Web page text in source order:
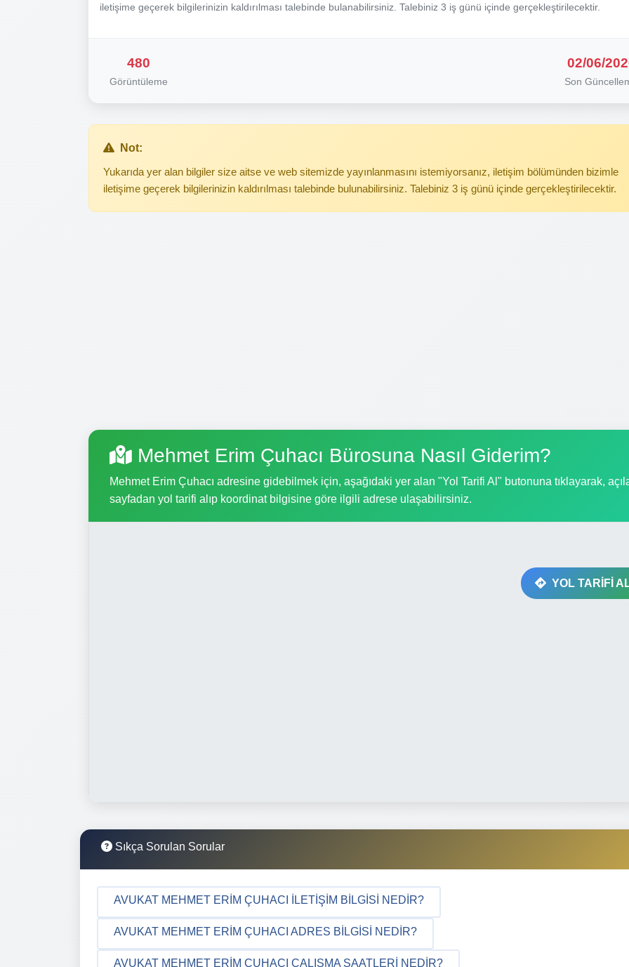
iletişime geçerek bilgilerinizin kaldırılması talebinde bulanabilirsiniz. Talebiniz 3 iş günü içinde gerçekleştirilecektir.
480
Görüntüleme
02/06/
Son
Not:
Yukarıda yer alan bilgiler size aitse ve web sitemizde yayınlanmasını istemiyorsanız, iletişim bölümünden bizimle
iletişime geçerek bilgilerinizin kaldırılması talebinde bulunabilirsiniz. Talebiniz 3 iş günü içinde gerçekleştirilecektir.
Mehmet Erim Çuhacı Bürosuna Nasıl Giderim?
Mehmet Erim Çuhacı adresine gidebilmek için, aşağıdaki yer alan "Yol Tarifi Al" butonuna tıklayarak,
sayfadan yol tarifi alıp koordinat bilgisine göre ilgili adrese ulaşabilirsiniz.
YOL TARİFİ
Sıkça Sorulan Sorular
AVUKAT MEHMET ERIM ÇUHACI İLETIŞIM BILGISI NEDIR?
AVUKAT MEHMET ERIM ÇUHACI ADRES BILGISI NEDIR?
AVUKAT MEHMET ERIM ÇUHACI ÇALIŞMA SAATLERI NEDIR?